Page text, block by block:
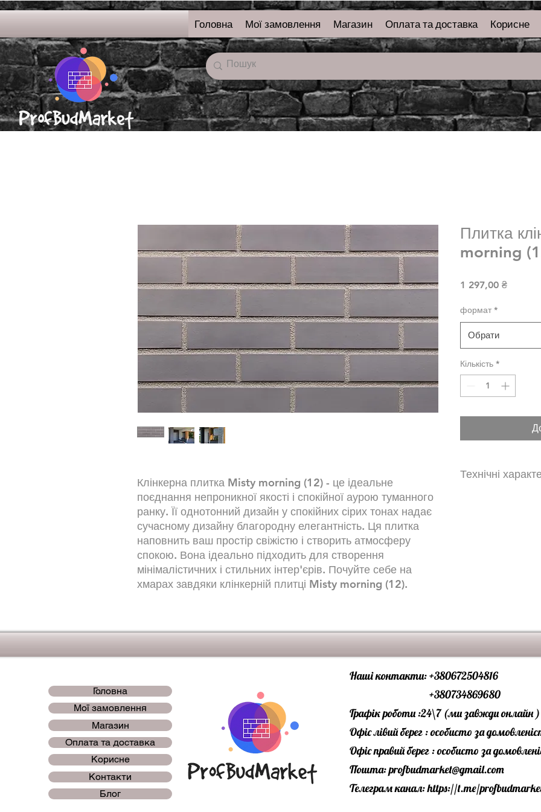
онлайн-магазин
будівельних матерялі
Головна Мої замовлення Магазин Оплата та доставка Корисне
Клінкерна плитка Misty morning (12) - це ідеальне
поєднання непроникної якості і спокійної аурою туманного
ранку. Її однотонний дизайн у спокійних сірих тонах надає
сучасному дизайну благородну елегантність. Ця плитка
наповнить ваш простір свіжістю і створить атмосферу
спокою. Вона ідеально підходить для створення
мінімалістичних і стильних інтер'єрів. Почуйте себе на
хмарах завдяки клінкерній плитці Misty morning (12).
Плитка
morning
1 297,00 ₴Ціна
формат *
Обрати
Кількість *
Технічні
Реакція на
Міцність на
відповідно до
Сила розриву
відповідно до
ISO 10545-4
Головна
Мої замовлення
Магазин
Оплата та доставка
Корисне
Контакти
Блог
Наші контакти: +380672504816
+380734869680
Графік роботи :24\7 (ми завжди онлайн )
Офіс лівий берег : особисто за
Офіс правий берег : особисто за
Пошта:profbudmarket@gmail.com
Телеграм канал:https://t.me/